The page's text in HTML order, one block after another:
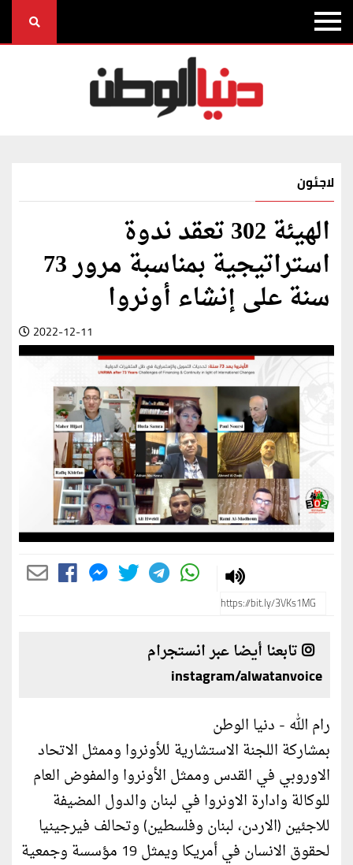
لاجئون
الهيئة 302 تعقد ندوة
استراتيجية بمناسبة مرور 73
سنة على إنشاء أونروا
2022-12-11
تابعنا أيضا عبر انستجرام
instagram/alwatanvoice
رام الله - دنيا الوطن
بمشاركة اللجنة الاستشارية للأونروا وممثل الاتحاد
الاوروبي في القدس وممثل الأونروا والمفوض العام
للوكالة وادارة الاونروا في لبنان والدول المضيفة
للاجئين (الاردن، لبنان وفلسطين) وتحالف فيرجينيا
لحقوق الانسان في أمريكا ويمثل 19 مؤسسة وجمعية